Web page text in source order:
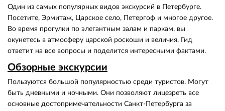
Один из самых популярных видов экскурсий в Петербурге.
Посетите, Эрмитаж, Царское село, Петергоф и многое другое.
Во время прогулки по элегантным залам и паркам, вы
окунетесь в атмосферу царской роскоши и величия. Гид
ответит на все вопросы и поделится интересными фактами.
Обзорные экскурсии
Пользуются большой популярностью среди туристов. Могут
быть дневными и ночными. Они позволяют лицезреть все
основные достопримечательности Санкт-Петербурга за